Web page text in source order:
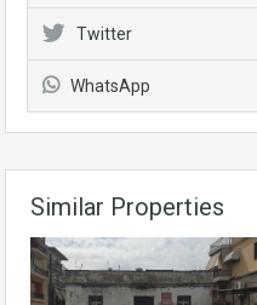
Twitter
WhatsApp
Similar Properties